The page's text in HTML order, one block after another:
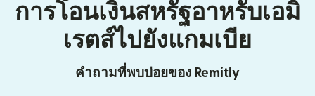
การโอนเงินสหรัฐอาหรับเอมิ
เรตส์ไปยังแกมเบีย
คำถามที่พบบ่อยของ Remitly